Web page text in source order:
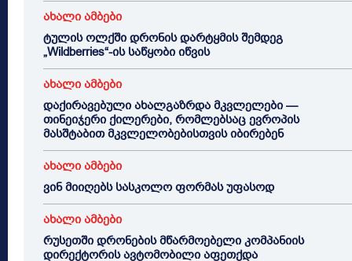
ახალი ამბები
ტულის ოლქში დრონის დარტყმის შემდეგ
„Wildberries“-ის საწყობი იწვის
ახალი ამბები
დაქირავებული ახალგაზრდა მკვლელები —
თინეიჯერი ქილერები, რომლებსაც ევროპის
მასშტაბით მკვლელობებისთვის იბირებენ
ახალი ამბები
ვინ მიიღებს სასკოლო ფორმას უფასოდ
ახალი ამბები
რუსეთში დრონების მწარმოებელი კომპანიის
დირექტორის ავტომობილი აფეთქდა